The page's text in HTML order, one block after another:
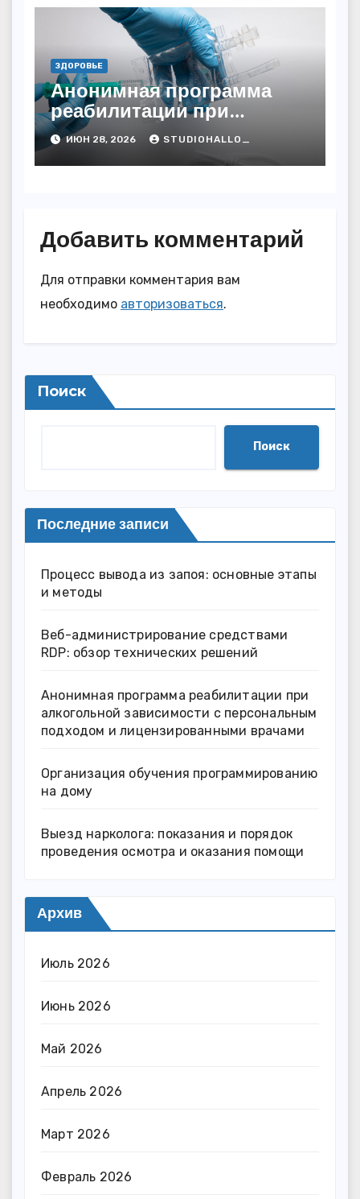
ЗДОРОВЬЕ
Анонимная программа
реабилитации при
алкогольной зависимости
с персональным
подходом и
ИЮН 28, 2026 STUDIOHALLO_
Добавить комментарий
Для отправки комментария вам
необходимо авторизоваться.
Поиск
Поиск
Последние записи
Процесс вывода из запоя: основные этапы
и методы
Веб-администрирование средствами
RDP: обзор технических решений
Анонимная программа реабилитации при
алкогольной зависимости с персональным
подходом и лицензированными врачами
Организация обучения программированию
на дому
Выезд нарколога: показания и порядок
проведения осмотра и оказания помощи
Архив
Июль 2026
Июнь 2026
Май 2026
Апрель 2026
Март 2026
Февраль 2026